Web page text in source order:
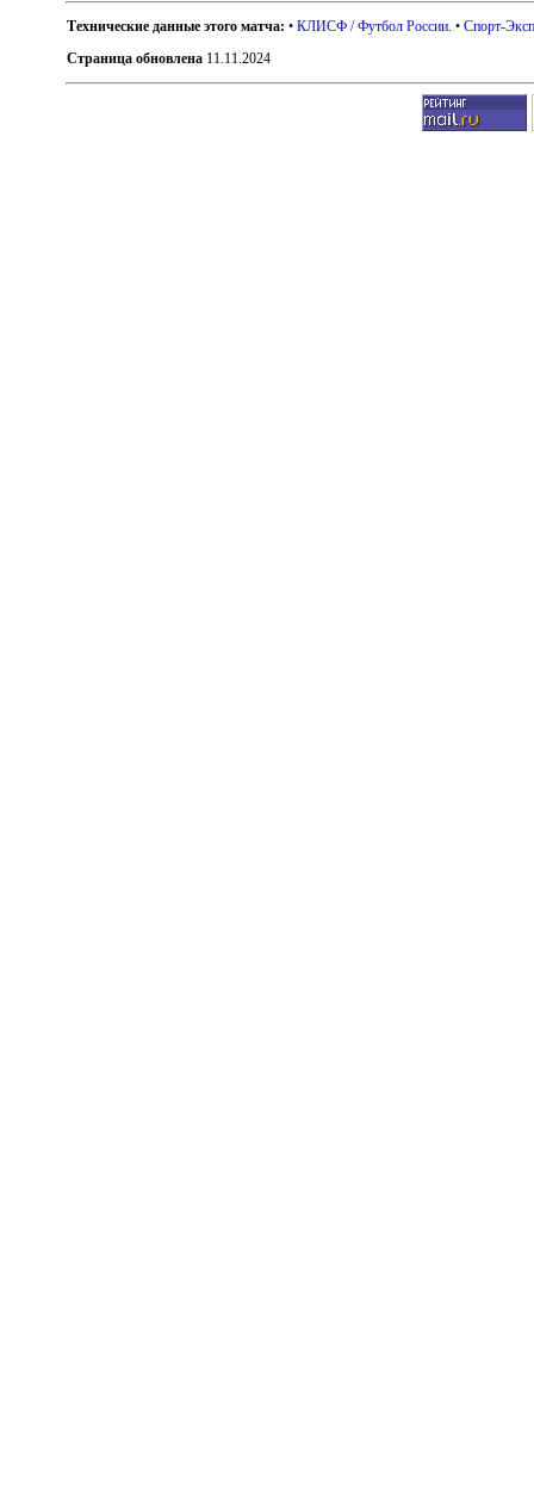
Технические данные этого матча: •КЛИСФ / Футбол России . •Спорт-
Страница обновлена 11.11.2024